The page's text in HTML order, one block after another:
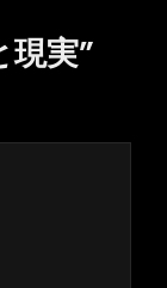
現実”